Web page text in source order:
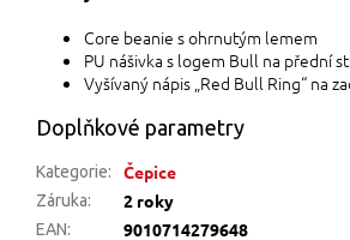
Core beanie s ohrnutým lemem
PU nášivka s logem Bull na přední
Vyšívaný nápis „Red Bull Ring“ na
Doplňkové parametry
Kategorie: Čepice
Záruka: 2 roky
EAN: 9010714279648